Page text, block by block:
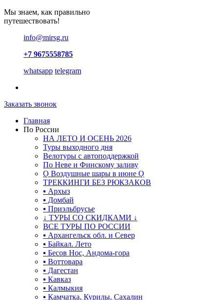
Мы знаем, как правильно
путешествовать!
info@mirsg.ru
+7 9675558785
whatsapp telegram
Заказать звонок
Главная
По России
НА ЛЕТО И ОСЕНЬ 2026
Туры выходного дня
Велотуры с автоподдержкой
По Неве и Финскому заливу
Ǫ Воздушные шары в июне Ǫ
ТРЕККИНГИ БЕЗ РЮКЗАКОВ
▪ Архыз
▪ Домбай
▪ Приэльбрусье
↓ ТУРЫ СО СКИДКАМИ ↓
ВСЕ ТУРЫ ПО РОССИИ
▪ Архангельск обл. и Север
▪ Байкал. Лето
▪ Бесов Нос, Андома-гора
▪ Воттовара
▪ Дагестан
▪ Кавказ
▪ Калмыкия
▪ Камчатка, Курилы, Сахалин